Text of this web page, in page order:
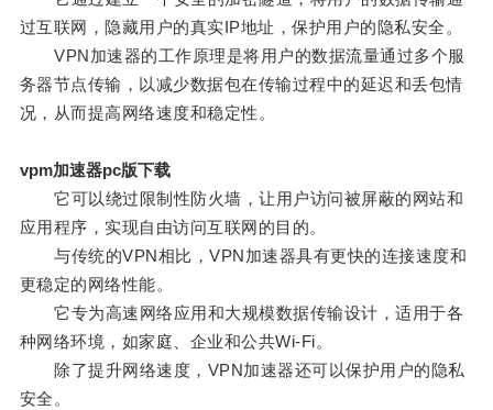
过互联网，隐藏用户的真实IP地址，保护用户的隐私安全。
VPN加速器的工作原理是将用户的数据流量通过多个服
务器节点传输，以减少数据包在传输过程中的延迟和丢包情
况，从而提高网络速度和稳定性。
vpm加速器pc版下载
它可以绕过限制性防火墙，让用户访问被屏蔽的网站和
应用程序，实现自由访问互联网的目的。
与传统的VPN相比，VPN加速器具有更快的连接速度和
更稳定的网络性能。
它专为高速网络应用和大规模数据传输设计，适用于各
种网络环境，如家庭、企业和公共Wi-Fi。
除了提升网络速度，VPN加速器还可以保护用户的隐私
安全。